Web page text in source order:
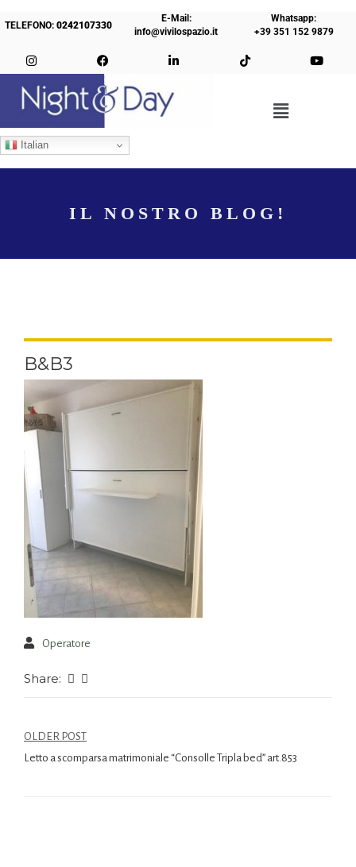
TELEFONO:0242107330
E-Mail:
info@vivilospazio.it
Whatsapp:
+39 351 152 9879
Italian
IL NOSTRO BLOG!
B&B3
Operatore
Share:
OLDER POST
Letto a scomparsa matrimoniale “Consolle Tripla bed” art.853